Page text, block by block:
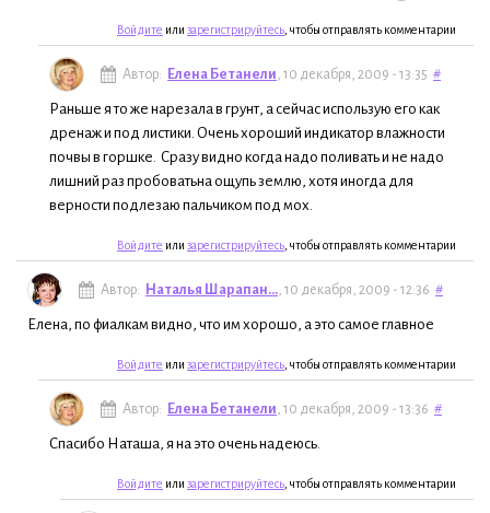
Войдите или зарегистрируйтесь , чтобы отправлять комментарии
Автор: Елена Бетанели , 10 декабря, 2009 - 13:35 #
Раньше я то же нарезала в грунт, а сейчас использую его как
дренаж и под листики. Очень хороший индикатор влажности
почвы в горшке. Сразу видно когда надо поливать и не надо
лишний раз пробоватьна ощупь землю, хотя иногда для
верности подлезаю пальчиком под мох.
Войдите или зарегистрируйтесь , чтобы отправлять комментарии
Автор: Наталья Шарапан... , 10 декабря, 2009 - 12:36 #
Елена, по фиалкам видно, что им хорошо, а это самое главное
Войдите или зарегистрируйтесь , чтобы отправлять комментарии
Автор: Елена Бетанели , 10 декабря, 2009 - 13:36 #
Спасибо Наташа, я на это очень надеюсь.
Войдите или зарегистрируйтесь , чтобы отправлять комментарии